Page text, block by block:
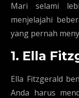
Mari selami
menjelajahi
yang pernah
1. Ella
Ella Fitzgerald
Anda harus